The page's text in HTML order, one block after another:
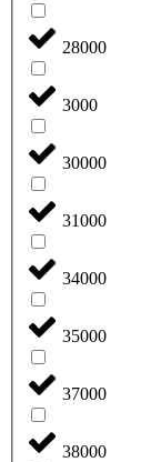
28000
3000
30000
31000
34000
35000
37000
38000